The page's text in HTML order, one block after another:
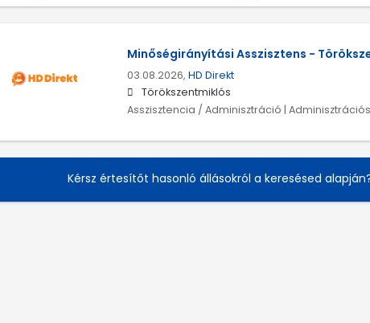
Minőségirányítási Asszisztens -
03.08.2026, HD Direkt
Törökszentmiklós
Asszisztencia / Adminisztráció |
Kérsz értesítőt hasonló állásokról a keresésed